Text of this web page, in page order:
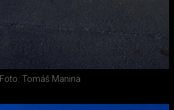
Foto: Tomáš Manina